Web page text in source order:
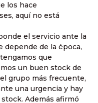
los hace
aquí no está
el servicio ante la
de la época,
que
un buen stock de
grupo más frecuente,
una urgencia y hay
Además afirmó